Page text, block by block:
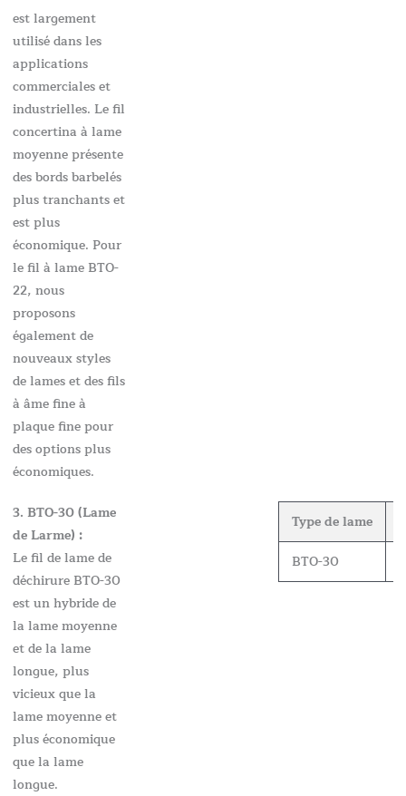
est largement
utilisé dans les
applications
commerciales et
industrielles. Le fil
concertina à lame
moyenne présente
des bords barbelés
plus tranchants et
est plus
économique. Pour
le fil à lame BTO-
22, nous
proposons
également de
nouveaux styles
de lames et des fils
à âme fine à
plaque fine pour
des options plus
économiques.
3. BTO-30 (Lame
de Larme) :
Le fil de lame de
déchirure BTO-30
est un hybride de
la lame moyenne
et de la lame
longue, plus
vicieux que la
lame moyenne et
plus économique
que la lame
longue.
Type de lame
BTO-30